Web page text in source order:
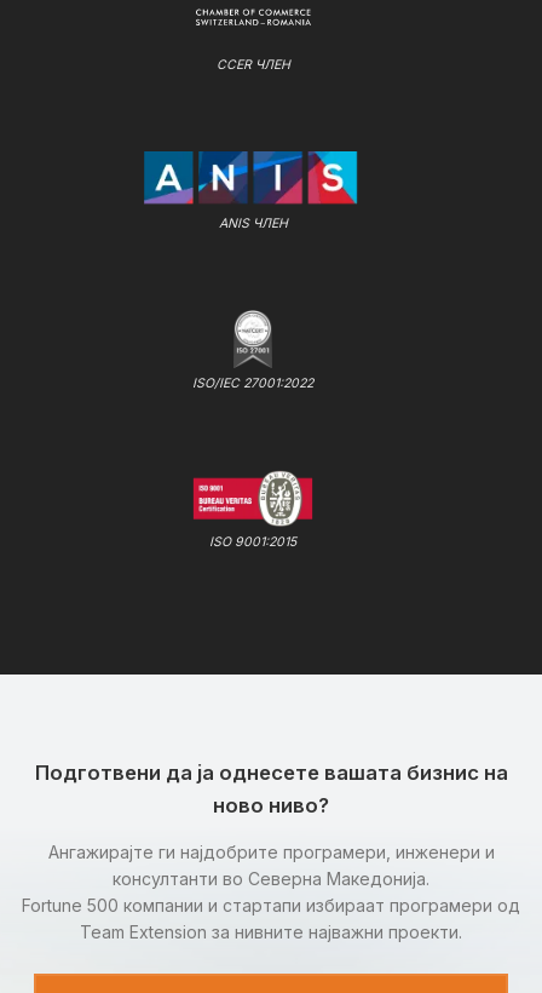
CCER ЧЛЕН
ANIS ЧЛЕН
ISO/IEC 27001:2022
ISO 9001:2015
Подготвени да ја однесете вашата бизнис на
ново ниво?
Ангажирајте ги најдобрите програмери, инженери и
консултанти во Северна Македонија.
Fortune 500 компании и стартапи избираат програмери од
Team Extension за нивните најважни проекти.